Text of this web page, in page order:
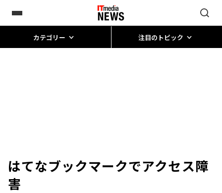
カテゴリー 注目のトピック
はてなブックマークでアクセス障
害